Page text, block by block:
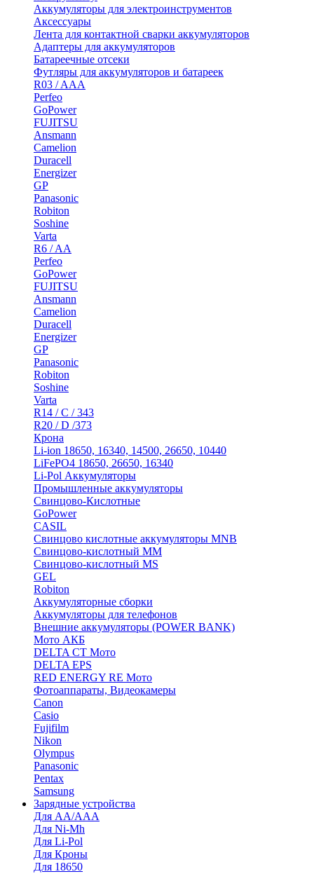
Аккумуляторы для электроинструментов
Аксессуары
Лента для контактной сварки аккумуляторов
Адаптеры для аккумуляторов
Батареечные отсеки
Футляры для аккумуляторов и батареек
R03 / AAA
Perfeo
GoPower
FUJITSU
Ansmann
Camelion
Duracell
Energizer
GP
Panasonic
Robiton
Soshine
Varta
R6 / AA
Perfeo
GoPower
FUJITSU
Ansmann
Camelion
Duracell
Energizer
GP
Panasonic
Robiton
Soshine
Varta
R14 / C / 343
R20 / D /373
Крона
Li-ion 18650, 16340, 14500, 26650, 10440
LiFePO4 18650, 26650, 16340
Li-Pol Аккумуляторы
Промышленные аккумуляторы
Свинцово-Кислотные
GoPower
CASIL
Свинцово кислотные аккумуляторы MNB
Cвинцово-кислотный MM
Cвинцово-кислотный MS
GEL
Robiton
Аккумуляторные сборки
Аккумуляторы для телефонов
Внешние аккумуляторы (POWER BANK)
Мото АКБ
DELTA CT Мото
DELTA EPS
RED ENERGY RE Мото
Фотоаппараты, Видеокамеры
Canon
Casio
Fujifilm
Nikon
Olympus
Panasonic
Pentax
Samsung
Зарядные устройства
Для AA/AAA
Для Ni-Mh
Для Li-Pol
Для Кроны
Для 18650